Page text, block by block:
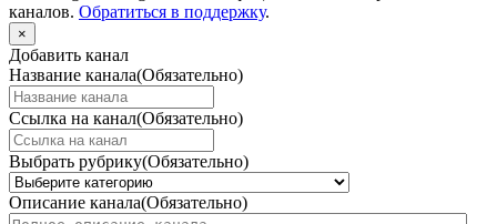
каналов. Обратиться в поддержку.
×
Добавить канал
Название канала(Обязательно)
Ссылка на канал(Обязательно)
Выбрать рубрику(Обязательно)
Описание канала(Обязательно)